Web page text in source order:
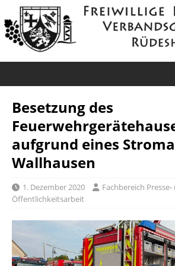
Besetzung des
aufgrund eines
Wallhausen
1. Dezember 2020
Fachbereich Presse-
Öffentlichkeitsarbeit
Roxheim: Unklare
Rauchentwicklung
Sprendlingen:
Industriebrand in